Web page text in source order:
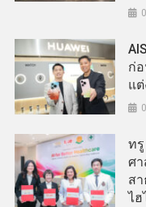
ก่
แ
ท
ศา
ส
ไฮ